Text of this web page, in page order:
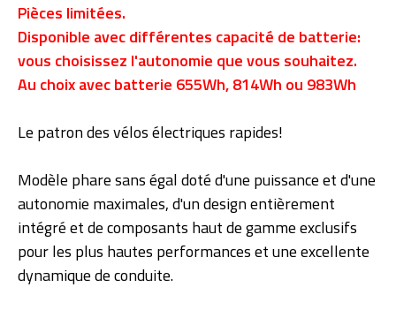
Pièces limitées.
Disponible avec différentes capacité de batterie:
vous choisissez l'autonomie que vous souhaitez.
Au choix avec batterie 655Wh, 814Wh ou 983Wh
Le patron des vélos électriques rapides!
Modèle phare sans égal doté d'une puissance et d'une
autonomie maximales, d'un design entièrement
intégré et de composants haut de gamme exclusifs
pour les plus hautes performances et une excellente
dynamique de conduite.